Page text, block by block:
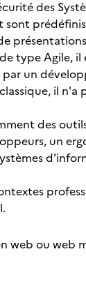
des
type Agile,
un
il
des
un
web ou web